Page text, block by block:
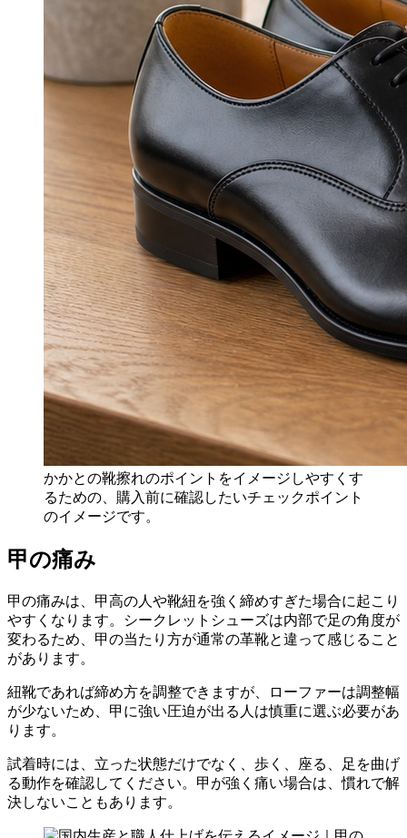
かかとの靴擦れのポイントをイメージしやすくす
るための、購入前に確認したいチェックポイント
のイメージです。
甲の痛み
甲の痛みは、甲高の人や靴紐を強く締めすぎた場合に起こり
やすくなります。シークレットシューズは内部で足の角度が
変わるため、甲の当たり方が通常の革靴と違って感じること
があります。
紐靴であれば締め方を調整できますが、ローファーは調整幅
が少ないため、甲に強い圧迫が出る人は慎重に選ぶ必要があ
ります。
試着時には、立った状態だけでなく、歩く、座る、足を曲げ
る動作を確認してください。甲が強く痛い場合は、慣れで解
決しないこともあります。